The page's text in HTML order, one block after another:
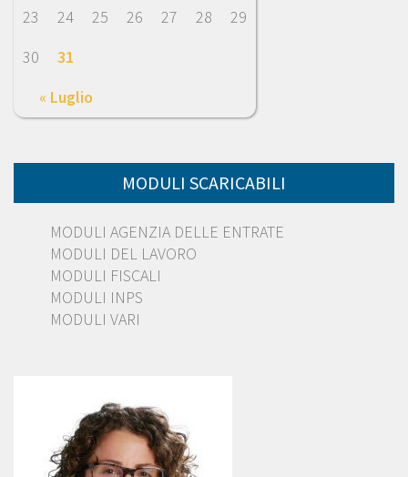
« Luglio
23
24 25 26 27 28
29
30
31
MODULI SCARICABILI
MODULI AGENZIA DELLE ENTRATE
MODULI DEL LAVORO
MODULI FISCALI
MODULI INPS
MODULI VARI